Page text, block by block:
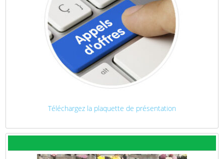
Téléchargez la plaquette de présentation